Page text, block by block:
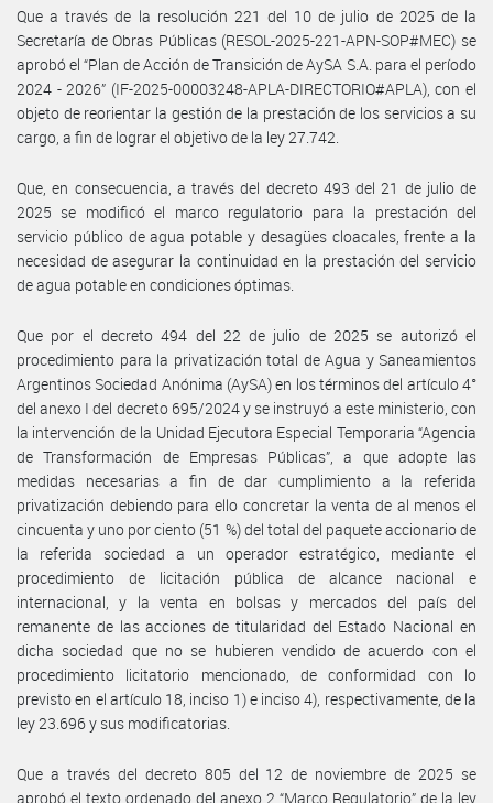
Que a través de la resolución 221 del 10 de julio de 2025 de la
Secretaría de Obras Públicas (RESOL-2025-221-APN-SOP#MEC) se
aprobó el “Plan de Acción de Transición de AySA S.A. para el período
2024 - 2026” (IF-2025-00003248-APLA-DIRECTORIO#APLA), con el
objeto de reorientar la gestión de la prestación de los servicios a su
cargo, a fin de lograr el objetivo de la ley 27.742.
Que, en consecuencia, a través del decreto 493 del 21 de julio de
2025 se modificó el marco regulatorio para la prestación del
servicio público de agua potable y desagües cloacales, frente a la
necesidad de asegurar la continuidad en la prestación del servicio
de agua potable en condiciones óptimas.
Que por el decreto 494 del 22 de julio de 2025 se autorizó el
procedimiento para la privatización total de Agua y Saneamientos
Argentinos Sociedad Anónima (AySA) en los términos del artículo 4°
del anexo I del decreto 695/2024 y se instruyó a este ministerio, con
la intervención de la Unidad Ejecutora Especial Temporaria “Agencia
de Transformación de Empresas Públicas”, a que adopte las
medidas necesarias a fin de dar cumplimiento a la referida
privatización debiendo para ello concretar la venta de al menos el
cincuenta y uno por ciento (51 %) del total del paquete accionario de
la referida sociedad a un operador estratégico, mediante el
procedimiento de licitación pública de alcance nacional e
internacional, y la venta en bolsas y mercados del país del
remanente de las acciones de titularidad del Estado Nacional en
dicha sociedad que no se hubieren vendido de acuerdo con el
procedimiento licitatorio mencionado, de conformidad con lo
previsto en el artículo 18, inciso 1) e inciso 4), respectivamente, de la
ley 23.696 y sus modificatorias.
Que a través del decreto 805 del 12 de noviembre de 2025 se
aprobó el texto ordenado del anexo 2 “Marco Regulatorio” de la ley